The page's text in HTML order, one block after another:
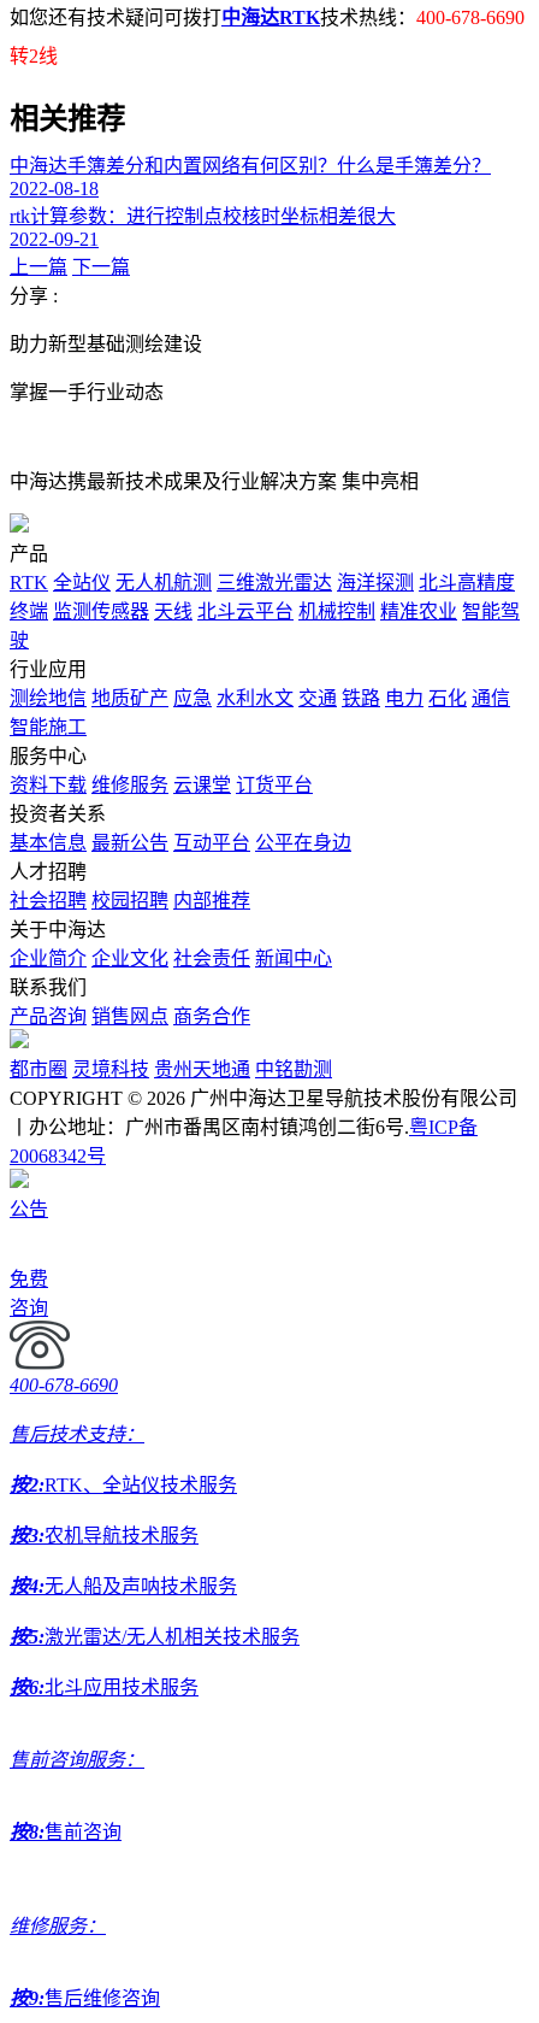
如您还有技术疑问可拨打中海达RTK技术热线： 400-678-6690
转2线
相关推荐
中海达手簿差分和内置网络有何区别？什么是手簿差分？
2022-08-18
rtk计算参数：进行控制点校核时坐标相差很大
2022-09-21
上一篇 下一篇
分享 :
助力新型基础测绘建设
掌握一手行业动态
中海达携最新技术成果及行业解决方案 集中亮相
产品
RTK 全站仪 无人机航测 三维激光雷达 海洋探测 北斗高精度
终端 监测传感器 天线 北斗云平台 机械控制 精准农业 智能驾
驶
行业应用
测绘地信 地质矿产 应急 水利水文 交通 铁路 电力 石化 通信
智能施工
服务中心
资料下载 维修服务 云课堂 订货平台
投资者关系
基本信息 最新公告 互动平台 公平在身边
人才招聘
社会招聘 校园招聘 内部推荐
关于中海达
企业简介 企业文化 社会责任 新闻中心
联系我们
产品咨询 销售网点 商务合作
都市圈 灵境科技 贵州天地通 中铭勘测
COPYRIGHT © 2026 广州中海达卫星导航技术股份有限公司
丨办公地址：广州市番禺区南村镇鸿创二街6号.粤ICP备
20068342号
公告
免费
咨询
400-678-6690
售后技术支持：
按2:RTK、全站仪技术服务
按3:农机导航技术服务
按4:无人船及声呐技术服务
按5:激光雷达/无人机相关技术服务
按6:北斗应用技术服务
售前咨询服务：
按8:售前咨询
维修服务：
按9:售后维修咨询